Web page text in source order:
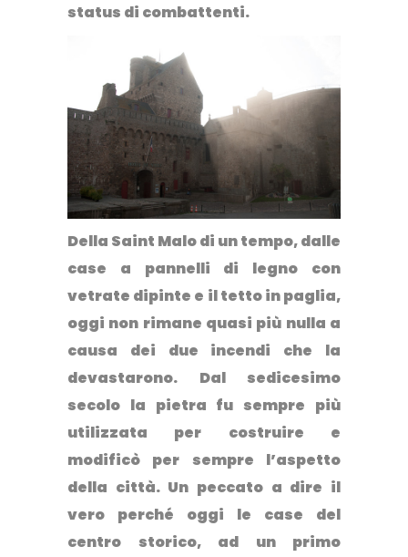
status di combattenti.
Della Saint Malo di un tempo, dalle
case a pannelli di legno con
vetrate dipinte e il tetto in paglia,
oggi non rimane quasi più nulla a
causa dei due incendi che la
devastarono. Dal sedicesimo
secolo la pietra fu sempre più
utilizzata per costruire e
modificò per sempre l’aspetto
della città. Un peccato a dire il
vero perché oggi le case del
centro storico, ad un primo